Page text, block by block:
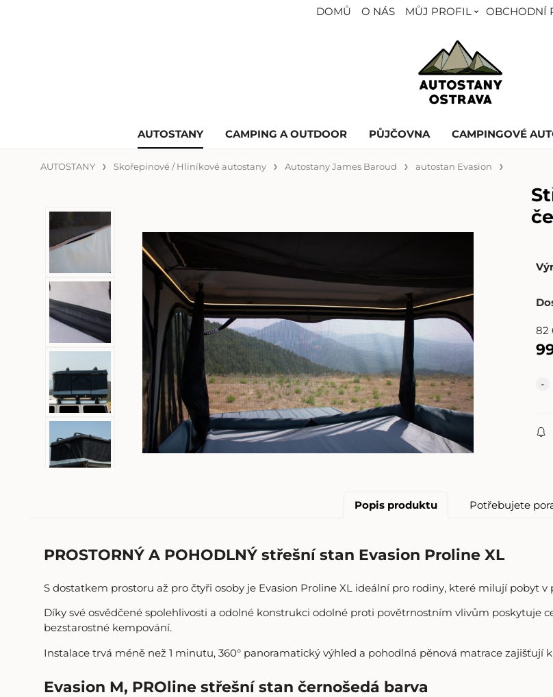
DOMŮ O NÁS MŮJ PROFIL OBCHODNÍ
AUTOSTANY CAMPING A OUTDOOR PŮJČOVNA CAMPINGOVÉ
AUTOSTANY Skořepinové / Hliníkové autostany Autostany James Baroud autostan Evasion
82
Popis produktu Potřebujete
PROSTORNÝ A POHODLNÝ střešní stan Evasion Proline XL
S dostatkem prostoru až pro čtyři osoby je Evasion Proline XL ideální pro rodiny, které milují pobyt
Díky své osvědčené spolehlivosti a odolné konstrukci odolné proti povětrnostním vlivům poskytuje
bezstarostné kempování.
Instalace trvá méně než 1 minutu, 360° panoramatický výhled a pohodlná pěnová matrace
Evasion M, PROline střešní stan černošedá barva